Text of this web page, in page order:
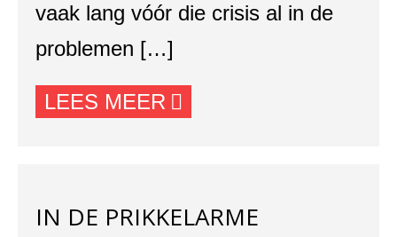
vaak lang vóór die crisis al in de
problemen […]
LEES MEER
IN DE PRIKKELARME